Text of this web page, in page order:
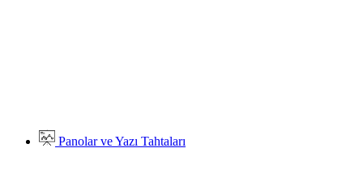
Panolar ve Yazı Tahtaları